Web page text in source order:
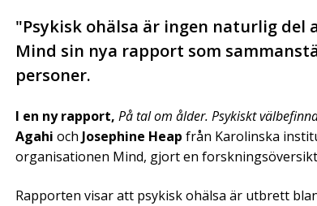
"Psykisk ohälsa är ingen naturlig del
Mind sin nya rapport som
personer.
I en ny rapport, På tal om ålder. Psykiskt
Agahi och Josephine Heap från Karolinska
organisationen Mind, gjort en
Rapporten visar att psykisk ohälsa är utbrett